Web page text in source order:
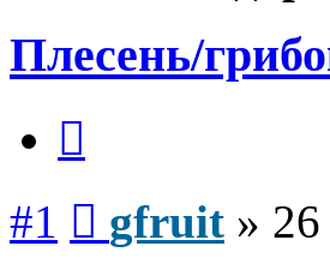
Плесень/
#1 gfruit »